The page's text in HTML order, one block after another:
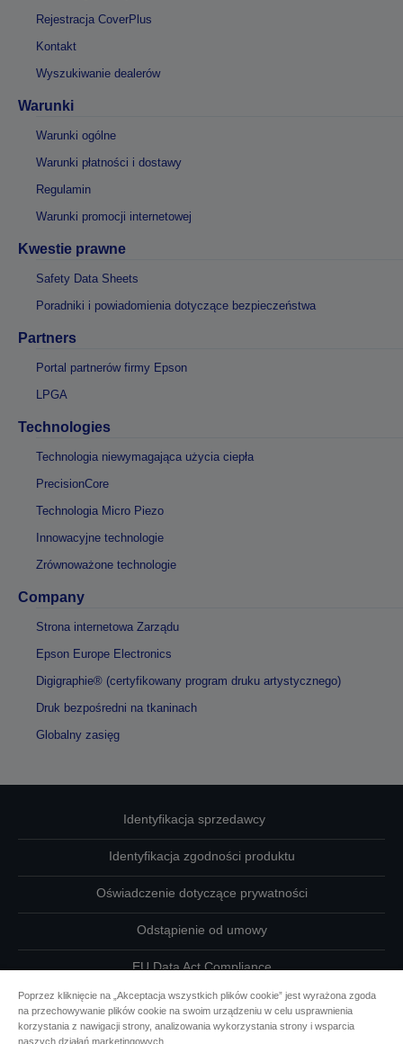
Rejestracja CoverPlus
Kontakt
Wyszukiwanie dealerów
Warunki
Warunki ogólne
Warunki płatności i dostawy
Regulamin
Warunki promocji internetowej
Kwestie prawne
Safety Data Sheets
Poradniki i powiadomienia dotyczące bezpieczeństwa
Partners
Portal partnerów firmy Epson
LPGA
Technologies
Technologia niewymagająca użycia ciepła
PrecisionCore
Technologia Micro Piezo
Innowacyjne technologie
Zrównoważone technologie
Company
Strona internetowa Zarządu
Epson Europe Electronics
Digigraphie® (certyfikowany program druku artystycznego)
Druk bezpośredni na tkaninach
Globalny zasięg
Identyfikacja sprzedawcy
Identyfikacja zgodności produktu
Oświadczenie dotyczące prywatności
Odstąpienie od umowy
EU Data Act Compliance
Skontaktuj się z nami w sprawie swoich danych
Informacje o plikach cookie
Poprzez kliknięcie na „Akceptacja wszystkich plików cookie” jest wyrażona zgoda
na przechowywanie plików cookie na swoim urządzeniu w celu usprawnienia
korzystania z nawigacji strony, analizowania wykorzystania strony i wsparcia
naszych działań marketingowych.